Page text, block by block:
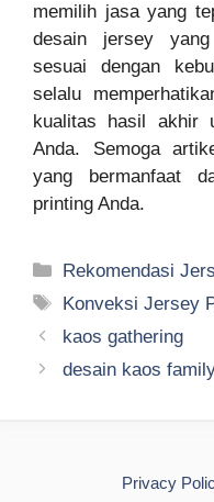
memilih jasa yang
desain jersey
sesuai dengan
selalu
kualitas hasil akhir
Anda. Semoga
yang bermanfaat
printing Anda.
Kategori
Rekomendasi
Tag
Konveksi Jersey
kaos gathering
desain kaos
Privacy